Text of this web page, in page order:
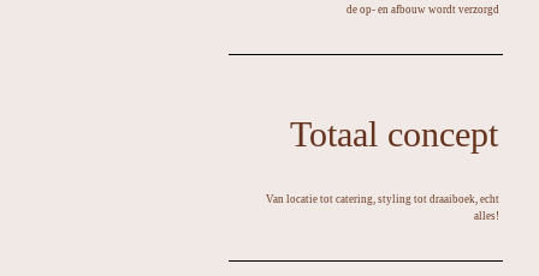
de op- en afbouw wordt verzorgd
Totaal concept
Van locatie tot catering, styling tot draaiboek, echt
alles!